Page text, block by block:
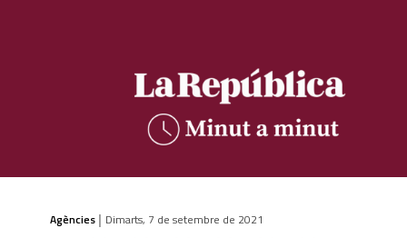
Agències | Dimarts, 7 de setembre de 2021